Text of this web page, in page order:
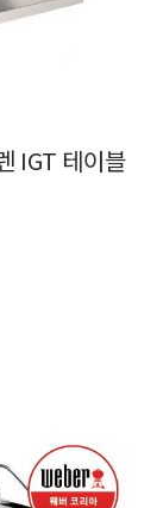
IGT 테이블